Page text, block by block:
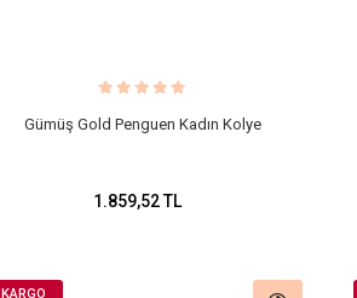
Gümüş Gold Penguen Kadın Kolye
1.859,52 TL
KARGO